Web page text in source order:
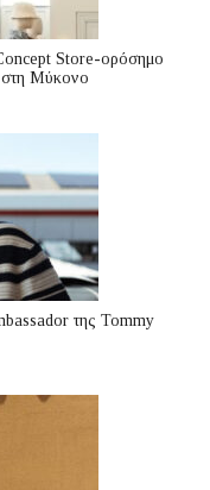
Store-ορόσημο
στη Μύκονο
της Tommy